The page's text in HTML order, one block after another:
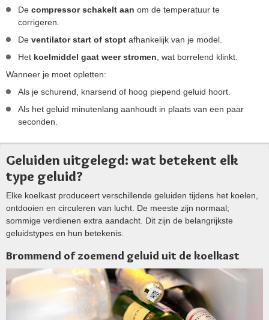
De compressor schakelt aan om de temperatuur te
corrigeren.
De ventilator start of stopt afhankelijk van je model.
Het koelmiddel gaat weer stromen , wat borrelend klinkt.
Wanneer je moet opletten:
Als je schurend, knarsend of hoog piepend geluid hoort.
Als het geluid minutenlang aanhoudt in plaats van een paar
seconden.
Geluiden uitgelegd: wat betekent elk
type geluid?
Elke koelkast produceert verschillende geluiden tijdens het koelen,
ontdooien en circuleren van lucht. De meeste zijn normaal;
sommige verdienen extra aandacht. Dit zijn de belangrijkste
geluidstypes en hun betekenis.
Brommend of zoemend geluid uit de koelkast